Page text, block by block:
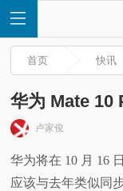
页
首页 快讯
华为 Mate 10
卢家俊
华为将在 10 月 16
应该与去年类似同